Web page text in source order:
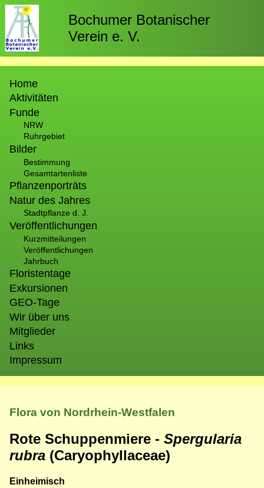
Direkt
zum
Inhalt
Bochumer Botanischer
Verein e. V.
Home
Aktivitäten
Funde
NRW
Ruhrgebiet
Bilder
Bestimmung
Gesamtartenliste
Pflanzenporträts
Natur des Jahres
Stadtpflanze d. J.
Veröffentlichungen
Kurzmitteilungen
Veröffentlichungen
Jahrbuch
Floristentage
Exkursionen
GEO-Tage
Wir über uns
Mitglieder
Links
Impressum
Flora von Nordrhein-Westfalen
Rote Schuppenmiere - Spergularia
rubra (Caryophyllaceae)
Einheimisch